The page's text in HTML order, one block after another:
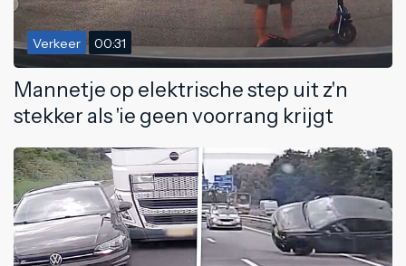
Verkeer 00:31
Mannetje op elektrische step uit z'n
stekker als 'ie geen voorrang krijgt